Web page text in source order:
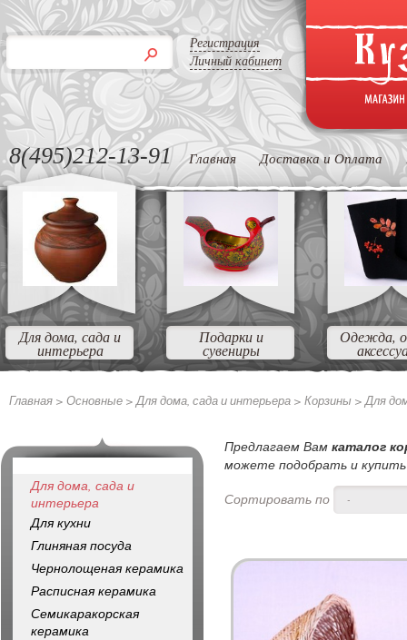
Регистрация
Личный кабинет
8(495)212-13-91 Главная Доставка и Оплата
Для дома, сада и
интерьера
Подарки и
сувениры
Одежда,
Главная > Основные >Для дома, сада и интерьера > Корзины >Для
Предлагаем Вам каталог
можете подобрать и купить
Сортировать по
-
Для дома, сада и
интерьера
Для кухни
Глиняная посуда
Чернолощеная керамика
Расписная керамика
Семикаракорская
керамика